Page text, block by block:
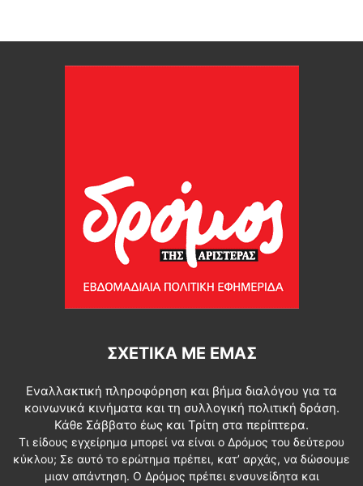
ΣΧΕΤΙΚΆ ΜΕ ΕΜΆΣ
Εναλλακτική πληροφόρηση και βήμα διαλόγου για τα
κοινωνικά κινήματα και τη συλλογική πολιτική δράση.
Κάθε Σάββατο έως και Τρίτη στα περίπτερα.
Τι είδους εγχείρημα μπορεί να είναι ο Δρόμος του δεύτερου
κύκλου; Σε αυτό το ερώτημα πρέπει, κατ’ αρχάς, να δώσουμε
μιαν απάντηση. Ο Δρόμος πρέπει ενσυνείδητα και